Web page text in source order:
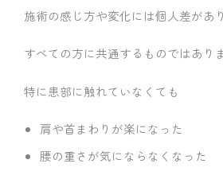
施術の感じ方や変化には個人差があ
すべての方に共通するものではあり
特に患部に触れていなくても
肩や首まわりが楽になった
腰の重さが気にならなくなった